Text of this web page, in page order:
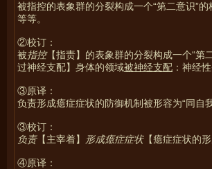
被指控的表象群的分裂构成一个“第二意识”
等等。
②校订：
被指控【指责】的表象群的分裂构成一个“第
过神经支配】身体的领域被神经支配 ：神经
③原译：
负责形成癔症症状的防御机制被形容为“同自
③校订：
负责【主宰着】 形成癔症症状【癔症症状的
④原译：